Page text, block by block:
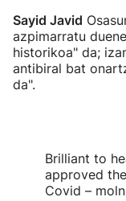
Sayid Javid
azpimarratu
historikoa" da;
antibiral bat
da".
Brilliant to
approved
Covid –